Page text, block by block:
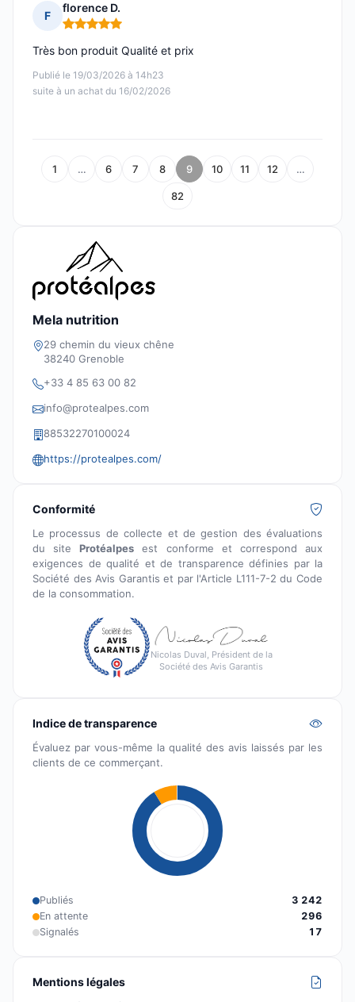
F
florence D.
Note : 5 sur 5
Publié le 19/03/2026 à 14h23
suite à un achat du 16/02/2026
Très bon produit Qualité et prix
1 … 6 7 8 9 10 11 12 …
82
Mela nutrition
29 chemin du vieux chêne
38240 Grenoble
+33 4 85 63 00 82
info@protealpes.com
88532270100024
https://protealpes.com/
Conformité
Le processus de collecte et de gestion des évaluations
du siteProtéalpes est conforme et correspond aux
exigences de qualité et de transparence définies par la
Société des Avis Garantis et par l'Article L111-7-2 du Code
de la consommation.
Nicolas Duval, Président de la
Société des Avis Garantis
Indice de transparence
Évaluez par vous-même la qualité des avis laissés par les
clients de ce commerçant.
Publiés
3 242
En attente
296
Signalés
17
Mentions légales